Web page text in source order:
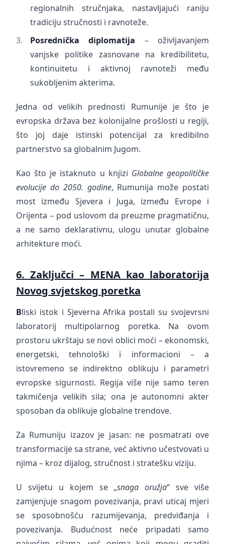
regionalnih stručnjaka, nastavljajući raniju
tradiciju stručnosti i ravnoteže.
Posrednička diplomatija – oživljavanjem
vanjske politike zasnovane na kredibilitetu,
kontinuitetu i aktivnoj ravnoteži među
sukobljenim akterima.
Jedna od velikih prednosti Rumunije je što je
evropska država bez kolonijalne prošlosti u regiji,
što joj daje istinski potencijal za kredibilno
partnerstvo sa globalnim Jugom.
Kao što je istaknuto u knjizi Globalne geopolitičke
evolucije do 2050. godine, Rumunija može postati
most između Sjevera i Juga, između Evrope i
Orijenta – pod uslovom da preuzme pragmatičnu,
a ne samo deklarativnu, ulogu unutar globalne
arhitekture moći.
6. Zaključci – MENA kao laboratorija
Novog svjetskog poretka
Bliski istok i Sjeverna Afrika postali su svojevrsni
laboratorij multipolarnog poretka. Na ovom
prostoru ukrštaju se novi oblici moći – ekonomski,
energetski, tehnološki i informacioni – a
istovremeno se indirektno oblikuju i parametri
evropske sigurnosti. Regija više nije samo teren
takmičenja velikih sila; ona je autonomni akter
sposoban da oblikuje globalne trendove.
Za Rumuniju izazov je jasan: ne posmatrati ove
transformacije sa strane, već aktivno učestvovati u
njima – kroz dijalog, stručnost i stratešku viziju.
U svijetu u kojem se „snaga oružja“ sve više
zamjenjuje snagom povezivanja, pravi uticaj mjeri
se sposobnošću razumijevanja, predviđanja i
povezivanja. Budućnost neće pripadati samo